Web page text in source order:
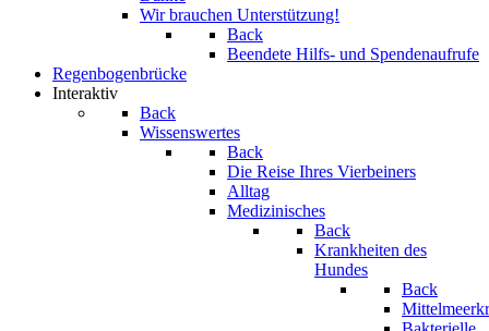
Wir brauchen Unterstützung!
Back
Beendete Hilfs- und Spendenaufrufe
Regenbogenbrücke
Interaktiv
Back
Wissenswertes
Back
Die Reise Ihres Vierbeiners
Alltag
Medizinisches
Back
Krankheiten des
Hundes
Back